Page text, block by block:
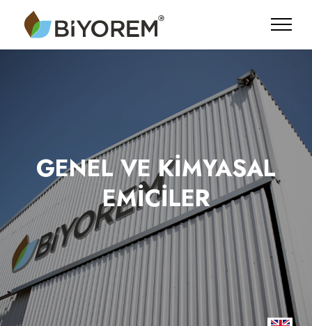
GENEL VE KİMYASAL
EMİCİLER